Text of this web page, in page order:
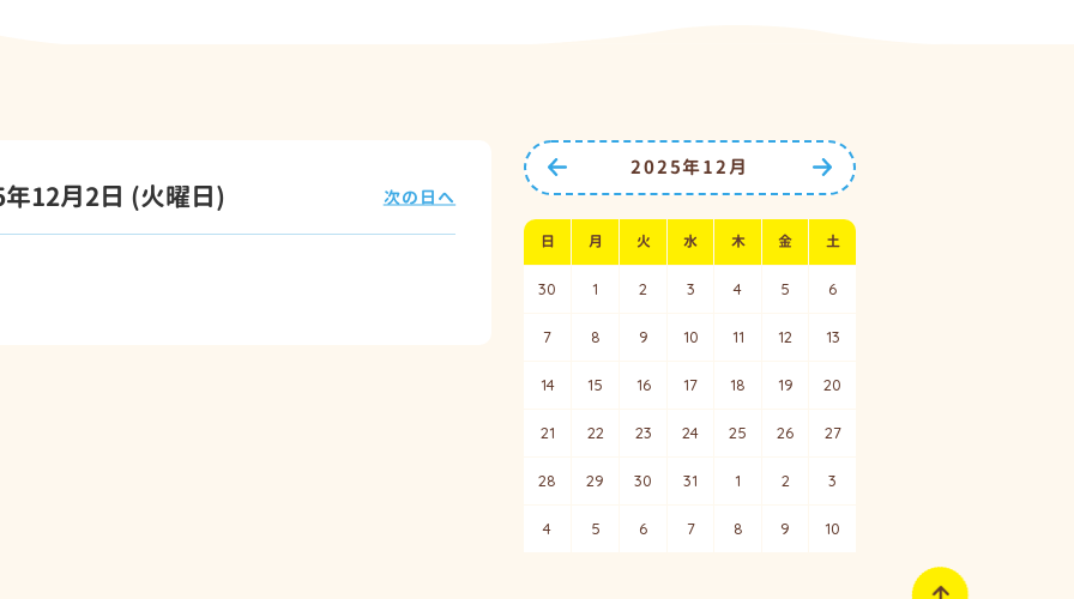
12月2日 (火曜日) 次の日へ
前の月へ 次の月へ
2025年12月
日 月 火 水 木 金 土
30 1 2 3 4 5 6
7 8 9 10 11 12 13
14 15 16 17 18 19 20
21 22 23 24 25 26 27
28 29 30 31 1 2 3
4 5 6 7 8 9 10